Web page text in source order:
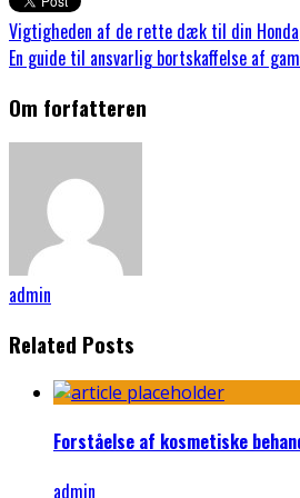
Vigtigheden af de rette dæk til din Honda
En guide til ansvarlig bortskaffelse af
Om forfatteren
admin
Related Posts
Forståelse af kosmetiske
admin